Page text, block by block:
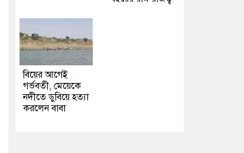
বিয়ের আগেই
গর্ভবতী, মেয়েকে
নদীতে ডুবিয়ে হত্যা
করলেন বাবা